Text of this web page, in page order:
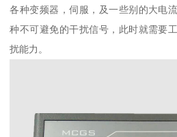
各种变频器，伺服，及一些别的大电
种不可避免的干扰信号，此时就需要
扰能力。